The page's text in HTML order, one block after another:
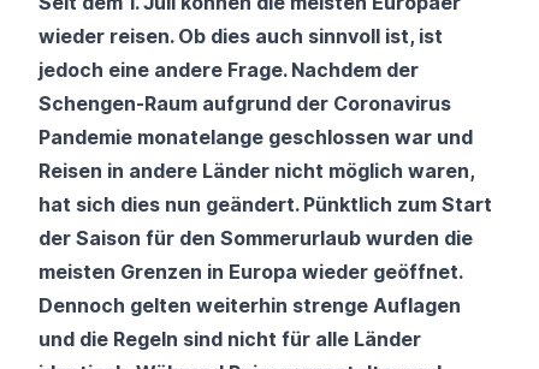
wieder reisen. Ob dies auch sinnvoll ist, ist
jedoch eine andere Frage. Nachdem der
Schengen-Raum aufgrund der Coronavirus
Pandemie monatelange geschlossen war und
Reisen in andere Länder nicht möglich waren,
hat sich dies nun geändert. Pünktlich zum Start
der Saison für den Sommerurlaub wurden die
meisten Grenzen in Europa wieder geöffnet.
Dennoch gelten weiterhin strenge Auflagen
und die Regeln sind nicht für alle Länder